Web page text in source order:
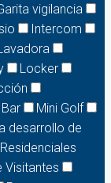
vigilancia
Intercom
Locker
Mini Golf
desarrollo de
Visitantes